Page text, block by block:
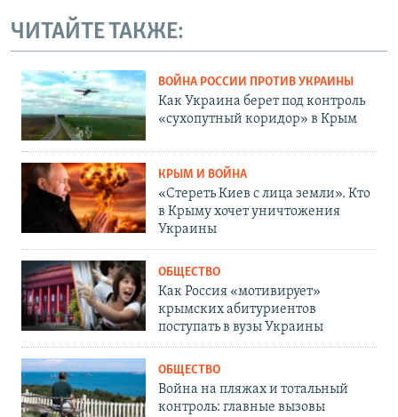
ЧИТАЙТЕ ТАКЖЕ:
ВОЙНА РОССИИ ПРОТИВ УКРАИНЫ
Как Украина берет под контроль
«сухопутный коридор» в Крым
КРЫМ И ВОЙНА
«Стереть Киев с лица земли». Кто
в Крыму хочет уничтожения
Украины
ОБЩЕСТВО
Как Россия «мотивирует»
крымских абитуриентов
поступать в вузы Украины
ОБЩЕСТВО
Война на пляжах и тотальный
контроль: главные вызовы